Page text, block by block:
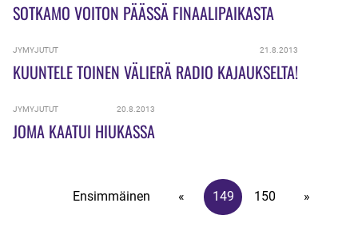
SOTKAMO VOITON PÄÄSSÄ FINAALIPAIKASTA
JYMYJUTUT 21.8.2013
KUUNTELE TOINEN VÄLIERÄ RADIO KAJAUKSELTA!
JYMYJUTUT 20.8.2013
JOMA KAATUI HIUKASSA
Ensimmäinen « 149 150 »